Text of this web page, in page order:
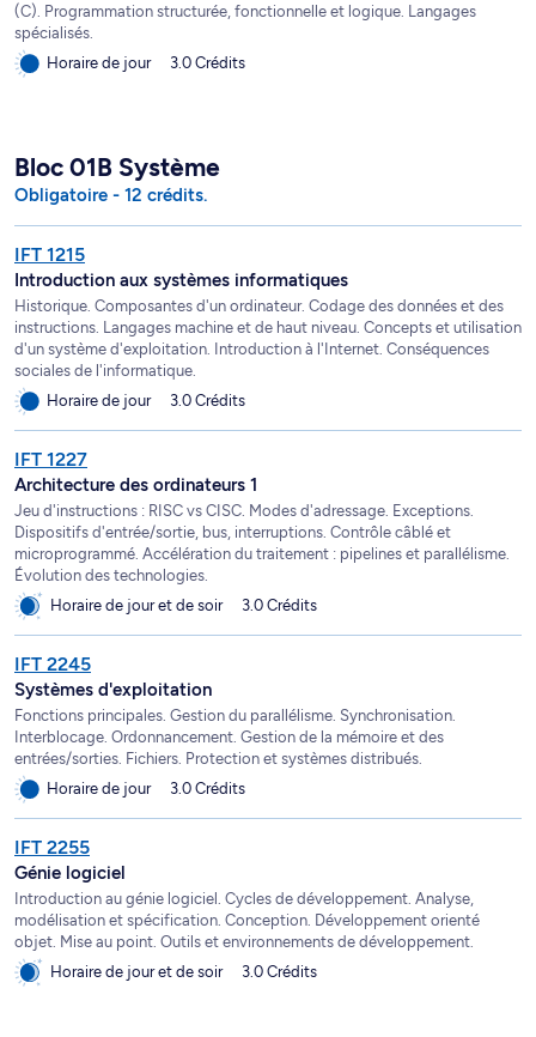
(C). Programmation structurée, fonctionnelle et logique. Langages
spécialisés.
Horaire de jour
3.0 Crédits
Bloc 01B Système
Obligatoire - 12 crédits.
IFT 1215
Introduction aux systèmes informatiques
Historique. Composantes d'un ordinateur. Codage des données et des
instructions. Langages machine et de haut niveau. Concepts et utilisation
d'un système d'exploitation. Introduction à l'Internet. Conséquences
sociales de l'informatique.
Horaire de jour
3.0 Crédits
IFT 1227
Architecture des ordinateurs 1
Jeu d'instructions : RISC vs CISC. Modes d'adressage. Exceptions.
Dispositifs d'entrée/sortie, bus, interruptions. Contrôle câblé et
microprogrammé. Accélération du traitement : pipelines et parallélisme.
Évolution des technologies.
Horaire de jour et de soir
3.0 Crédits
IFT 2245
Systèmes d'exploitation
Fonctions principales. Gestion du parallélisme. Synchronisation.
Interblocage. Ordonnancement. Gestion de la mémoire et des
entrées/sorties. Fichiers. Protection et systèmes distribués.
Horaire de jour
3.0 Crédits
IFT 2255
Génie logiciel
Introduction au génie logiciel. Cycles de développement. Analyse,
modélisation et spécification. Conception. Développement orienté
objet. Mise au point. Outils et environnements de développement.
Horaire de jour et de soir
3.0 Crédits